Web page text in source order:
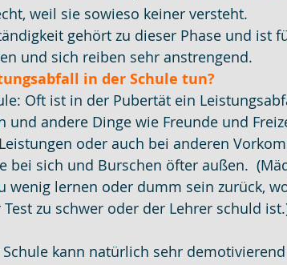
weil sie sowieso keiner versteht.
gehört zu dieser Phase und ist
und sich reiben sehr anstrengend.
in der Schule tun?
Oft ist in der Pubertät ein
und andere Dinge wie Freunde und
oder auch bei anderen
bei sich und Burschen öfter außen.
wenig lernen oder dumm sein zurück,
zu schwer oder der Lehrer schuld
kann natürlich sehr